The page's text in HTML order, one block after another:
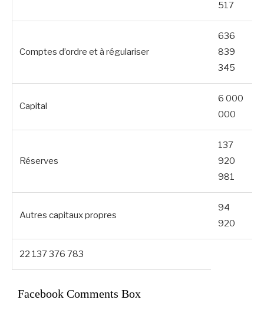
517
Comptes d’ordre et à régulariser
636
839
345
Capital
6 000
000
Réserves
137
920
981
Autres capitaux propres
94
920
22 137 376 783
Facebook Comments Box